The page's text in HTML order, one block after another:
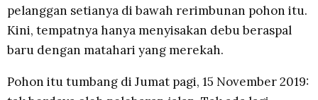
pelanggan setianya di bawah rerimbunan pohon itu.
Kini, tempatnya hanya menyisakan debu beraspal
baru dengan matahari yang merekah.
Pohon itu tumbang di Jumat pagi, 15 November 2019: